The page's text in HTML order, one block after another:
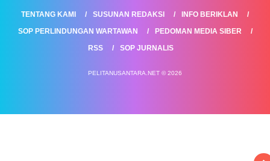
TENTANG KAMI SUSUNAN REDAKSI
INFO BERIKLAN
SOP PERLINDUNGAN WARTAWAN
PEDOMAN MEDIA SIBER
RSS
SOP JURNALIS
PELITANUSANTARA.NET © 2026